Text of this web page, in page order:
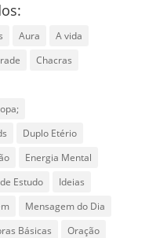
Aura
A vida
Chacras
Duplo Etério
Energia Mental
Estudo
Ideias
Mensagem do Dia
Básicas
Oração